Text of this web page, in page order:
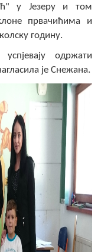
језеро
у Језеру и том
првачићима и
годину.
одржати
је Снежана.